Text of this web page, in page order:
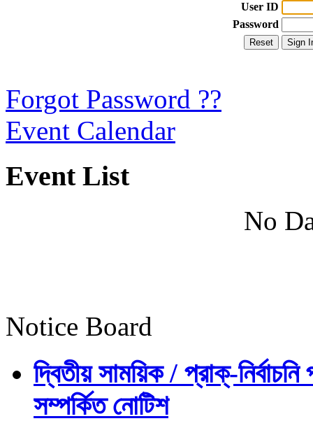
User ID
Password
Forgot Password ??
Event Calendar
Event List
No
Notice Board
দ্বিতীয় সাময়িক / প্রাক্-
সম্পর্কিত নোটিশ